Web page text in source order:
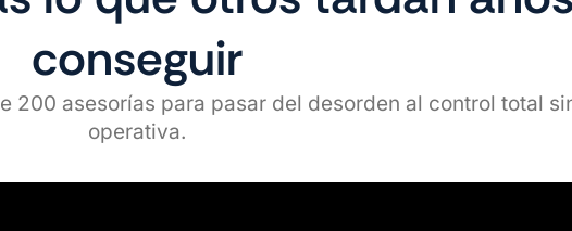
conseguir
200 asesorías para pasar del desorden al control total
operativa.